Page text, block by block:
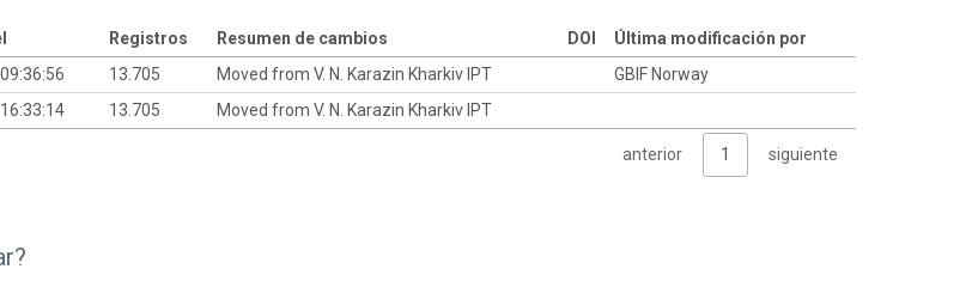
Registros Resumen de cambios DOI
Última modificación por
13.705 Moved from V. N. Karazin Kharkiv IPT
GBIF Norway
13.705 Moved from V. N. Karazin Kharkiv IPT
anterior 1 siguiente